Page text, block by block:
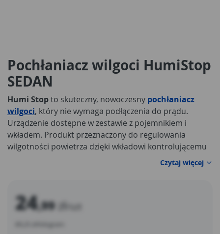
Pochłaniacz wilgoci HumiStop
SEDAN
Humi Stopto skuteczny, nowoczesny pochłaniacz
wilgoci, który nie wymaga podłączenia do prądu.
Urządzenie dostępne w zestawie z pojemnikiem i
wkładem. Produkt przeznaczony do regulowania
wilgotności powietrza dzięki wkładowi kontrolującemu
stężenie pary wodnej. Wysoki poziom wilgoci niesie ze
sobą ryzyko zaparowania okien, rozwoju pleśni i
wilgoci wpływa też negatywnie na zdrowie, mogąc
prowadzić do alergii.
domowych zwierząt. Wkład załączony do zestawu
Czytaj więcej
24,99 zł